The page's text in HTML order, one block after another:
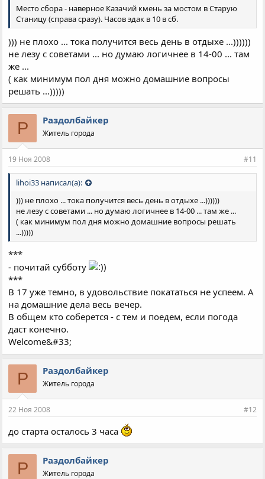
Место сбора - наверное Казачий кмень за мостом в Старую
Станицу (справа сразу). Часов эдак в 10 в сб.
))) не плохо ... тока получится весь день в отдыхе ...))))))
не лезу с советами ... но думаю логичнее в 14-00 ... там
же ...
( как минимум пол дня можно домашние вопросы
решать ...)))))
Р Раздолбайкер
Житель города
19 Ноя 2008 #11
lihoi33 написал(а):
))) не плохо ... тока получится весь день в отдыхе ...))))))
не лезу с советами ... но думаю логичнее в 14-00 ... там же ...
( как минимум пол дня можно домашние вопросы решать
...)))))
***
- почитай субботу
***
В 17 уже темно, в удовольствие покататься не успеем. А
на домашние дела весь вечер.
В общем кто соберется - с тем и поедем, если погода
даст конечно.
Welcome&#33;
Р Раздолбайкер
Житель города
22 Ноя 2008 #12
до старта осталось 3 часа
Р Раздолбайкер
Житель города